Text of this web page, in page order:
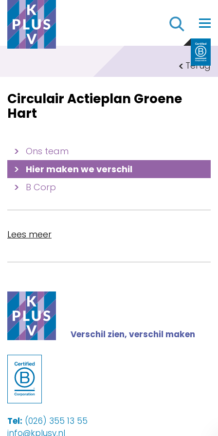
Terug
Circulair Actieplan Groene
Hart
Ons team
Hier maken we verschil
B Corp
Lees meer
Verschil zien, verschil maken
Tel: (026) 355 13 55
info@kplusv.nl